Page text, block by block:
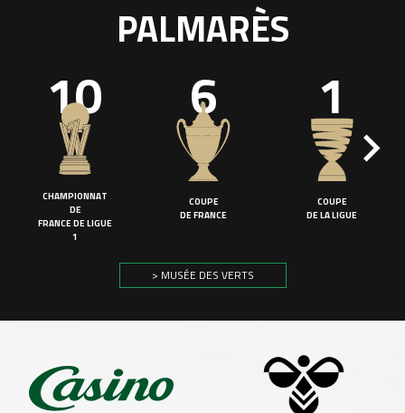
PALMARÈS
10
CHAMPIONNAT
DE
FRANCE DE LIGUE
1
6
COUPE
DE FRANCE
1
COUPE
DE LA LIGUE
> MUSÉE DES VERTS